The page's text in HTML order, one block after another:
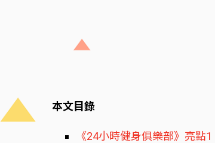
本文目錄
《24小時健身俱樂部》亮點